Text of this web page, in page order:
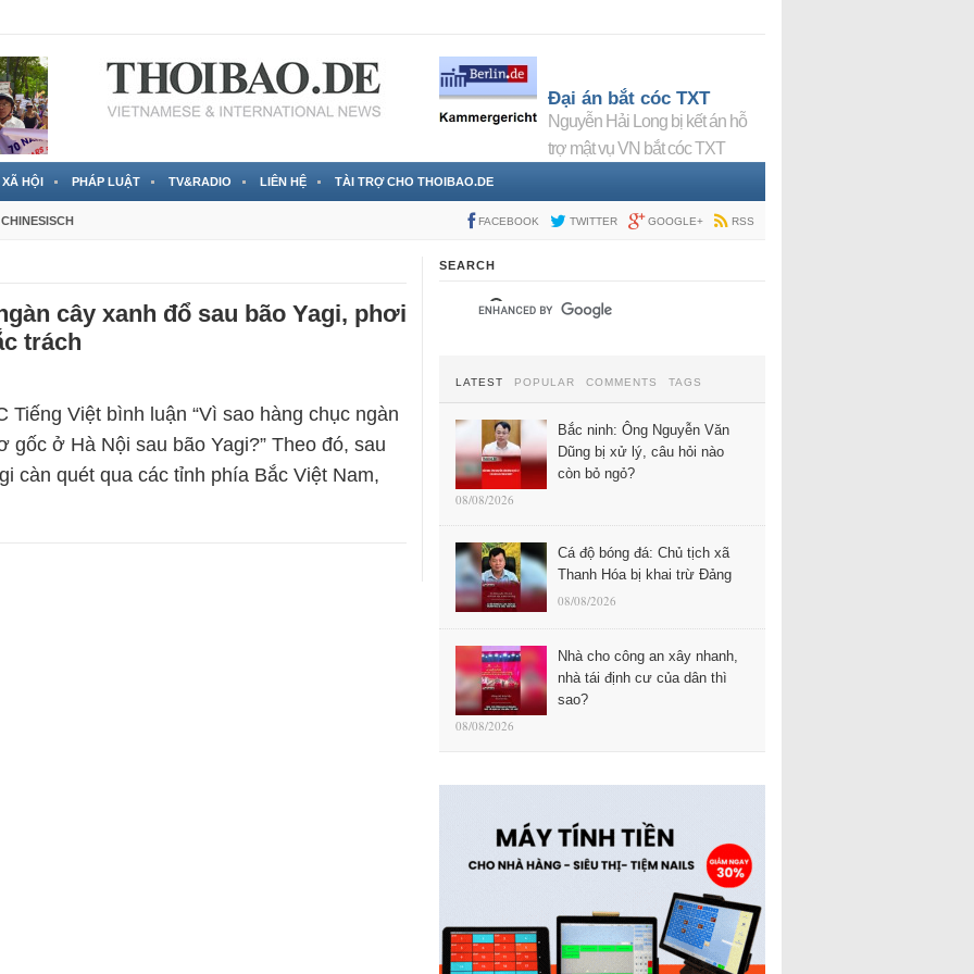
Đại án bắt cóc TXT
Nguyễn Hải Long bị kết án hỗ
trợ mật vụ VN bắt cóc TXT
XÃ HỘI PHÁP LUẬT TV&RADIO LIÊN HỆ TÀI TRỢ CHO THOIBAO.DE
CHINESISCH FACEBOOK TWITTER GOOGLE+ RSS
cây xanh đổ sau bão Yagi, phơi
trách
Tiếng Việt bình luận “Vì sao hàng chục ngàn
gốc ở Hà Nội sau bão Yagi?” Theo đó, sau
càn quét qua các tỉnh phía Bắc Việt Nam,
SEARCH
LATEST POPULAR COMMENTS TAGS
Bắc ninh: Ông Nguyễn Văn
Dũng bị xử lý, câu hỏi nào
còn bỏ ngỏ?
08/08/2026
Cá độ bóng đá: Chủ tịch xã
Thanh Hóa bị khai trừ Đảng
08/08/2026
Nhà cho công an xây nhanh,
nhà tái định cư của dân thì
sao?
08/08/2026